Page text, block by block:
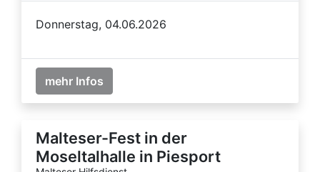
Donnerstag, 04.06.2026
mehr Infos
Malteser-Fest in der
Moseltalhalle in Piesport